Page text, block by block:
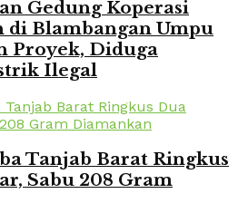
Gedung Koperasi
di Blambangan Umpu
Proyek, Diduga
Ilegal
Tanjab Barat Ringkus
Sabu 208 Gram